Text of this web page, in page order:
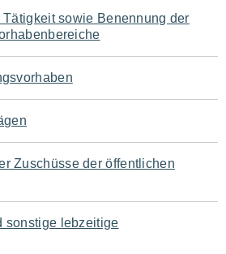
sowie Benennung der
Zuschüsse der öffentlichen
sonstige lebzeitige